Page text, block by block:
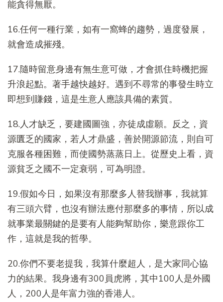
能貪得無厭。
16.任何一種行業，如有一窩蜂的趨勢，過度發展，
就會造成摧殘。
17.隨時留意身邊有無生意可做，才會抓住時機把握
升浪起點。著手越快越好。遇到不尋常的事發生時立
即想到賺錢，這是生意人應該具備的素質。
18.人才缺乏，要建國圖強，亦徒成虛願。反之，資
源匱乏的國家，若人才鼎盛，善於開源節流，則自可
克服各種困難，而使國勢蒸蒸日上。從歷史上看，資
源貧乏之國不一定衰弱，可為明證。
19.假如今日，如果沒有那麼多人替我辦事，我就算
有三頭六臂，也沒有辦法應付那麼多的事情，所以成
就事業最關鍵的是要有人能夠幫助你，樂意跟你工
作，這就是我的哲學。
20.你們不要老提我，我算什麼超人，是大家同心協
力的結果。我身邊有300員虎將，其中100人是外國
人，200人是年富力強的香港人。